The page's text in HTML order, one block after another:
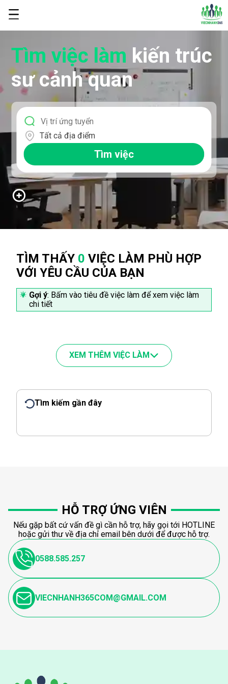
Tìm việc làm kiến trúc
sư cảnh quan
Tất cả địa điểm
Tìm việc
TÌM THẤY 0 VIỆC LÀM PHÙ HỢP
VỚI YÊU CẦU CỦA BẠN
Gợi ý: Bấm vào tiêu đề việc làm để xem việc làm
chi tiết
XEM THÊM VIỆC LÀM
Tìm kiếm gần đây
HỖ TRỢ ỨNG VIÊN
Nếu gặp bất cứ vấn đề gì cần hỗ trợ, hãy gọi tới HOTLINE
hoặc gửi thư về địa chỉ email bên dưới để được hỗ trợ.
0588.585.257
VIECNHANH365COM@GMAIL.COM